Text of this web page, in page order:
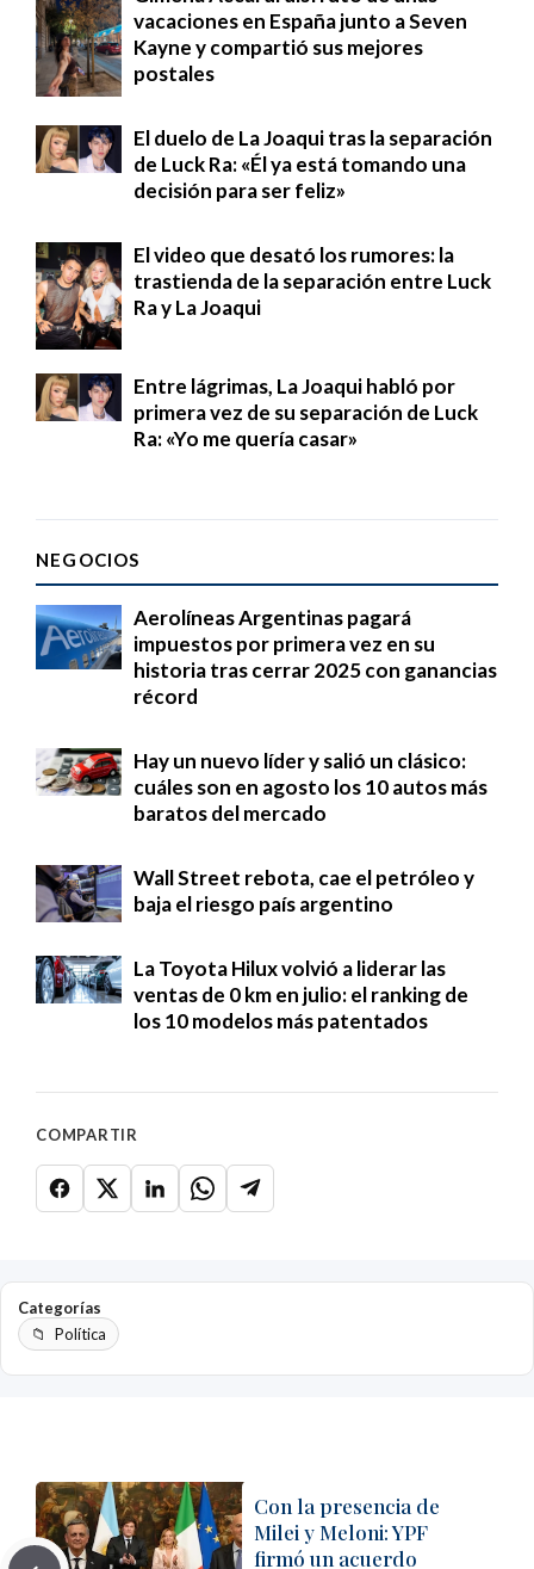
vacaciones en España junto a Seven
Kayne y compartió sus mejores
postales
El duelo de La Joaqui tras la separación
de Luck Ra: «Él ya está tomando una
decisión para ser feliz»
El video que desató los rumores: la
trastienda de la separación entre Luck
Ra y La Joaqui
Entre lágrimas, La Joaqui habló por
primera vez de su separación de Luck
Ra: «Yo me quería casar»
NEGOCIOS
Aerolíneas Argentinas pagará
impuestos por primera vez en su
historia tras cerrar 2025 con ganancias
récord
Hay un nuevo líder y salió un clásico:
cuáles son en agosto los 10 autos más
baratos del mercado
Wall Street rebota, cae el petróleo y
baja el riesgo país argentino
La Toyota Hilux volvió a liderar las
ventas de 0 km en julio: el ranking de
los 10 modelos más patentados
COMPARTIR
Categorías
Política
Con la presencia de
Milei y Meloni: YPF
firmó un acuerdo